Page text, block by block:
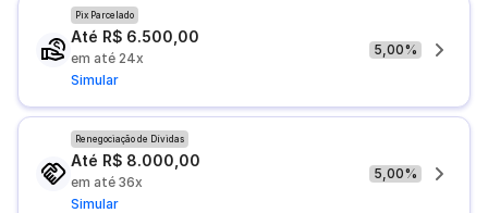
Pix Parcelado
Até R$ 6.500,00
em até 24x
Simular
5,00%
Renegociação de Dívidas
Até R$ 8.000,00
em até 36x
Simular
5,00%